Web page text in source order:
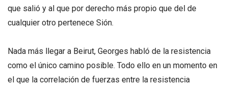
que salió y al que por derecho más propio que del de
cualquier otro pertenece Sión.
Nada más llegar a Beirut, Georges habló de la resistencia
como el único camino posible. Todo ello en un momento en
el que la correlación de fuerzas entre la resistencia